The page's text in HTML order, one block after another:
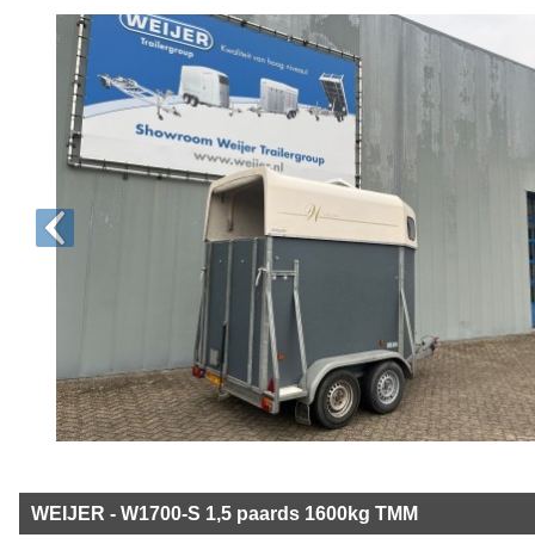
WEIJER - W1700-S 1,5 paards 1600kg TMM